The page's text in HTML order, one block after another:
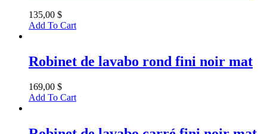
135,00 $
Add To Cart
Robinet de lavabo rond fini noir mat
169,00 $
Add To Cart